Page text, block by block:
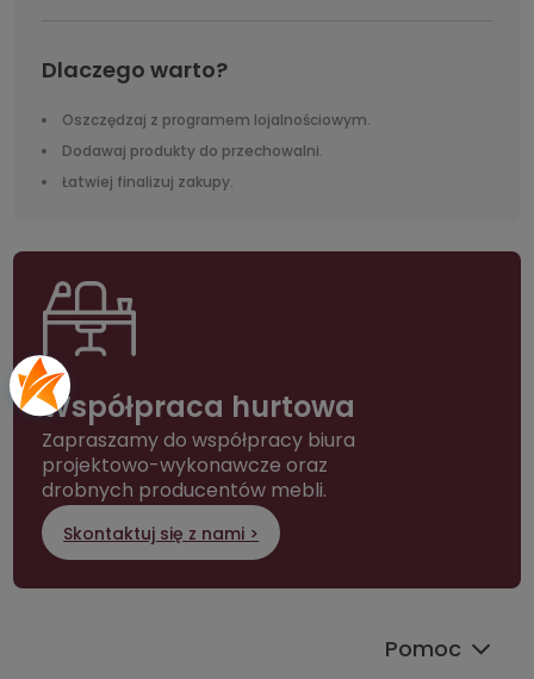
Dlaczego warto?
Oszczędzaj z programem lojalnościowym.
Dodawaj produkty do przechowalni.
Łatwiej finalizuj zakupy.
Współpraca hurtowa
Zapraszamy do współpracy biura
projektowo-wykonawcze oraz
drobnych producentów mebli.
Skontaktuj się z nami >
Pomoc